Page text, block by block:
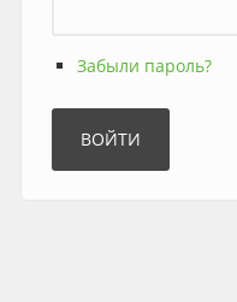
Забыли пароль?